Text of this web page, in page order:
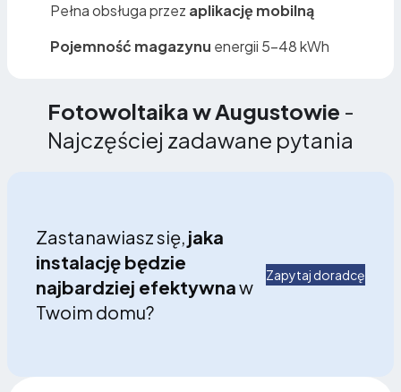
Pełna obsługa przez aplikację mobilną
Pojemność magazynu energii 5–48 kWh
Fotowoltaika w Augustowie -
Najczęściej zadawane pytania
Zastanawiasz się, jaka
instalację będzie
najbardziej efektywnaw
Twoim domu?
Zapytaj doradcę